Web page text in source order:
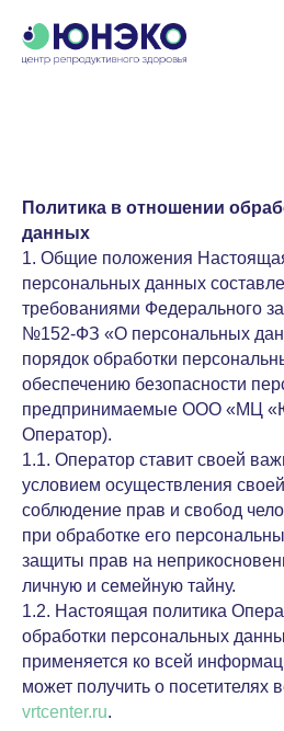
Политика в отношении
данных
1. Общие положения
персональных данных
требованиями Федерального
№152-ФЗ «О персональных
порядок обработки
обеспечению безопасности
предпринимаемые ООО «МЦ
Оператор).
1.1. Оператор ставит своей
условием осуществления
соблюдение прав и свобод
при обработке его
защиты прав на
личную и семейную тайну.
1.2. Настоящая политика
обработки персональных
применяется ко всей
может получить о посетителях
vrtcenter.ru.